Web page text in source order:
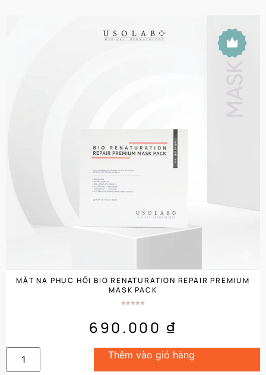
MẶT NẠ PHỤC HỒI BIO RENATURATION REPAIR PREMIUM
MASK PACK
690.000 ₫
Thêm vào giỏ hàng